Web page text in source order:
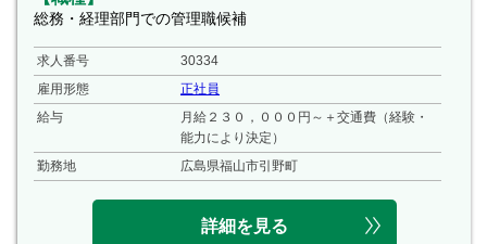
総務・経理部門での管理職候補
求人番号
30334
雇用形態
正社員
給与
月給２３０，０００円～＋交通費（経験・
能力により決定）
勤務地
広島県福山市引野町
詳細を見る